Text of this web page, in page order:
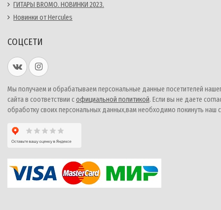
ГИТАРЫ BROMO. НОВИНКИ 2023.
Новинки от Hercules
СОЦСЕТИ
Мы получаем и обрабатываем персональные данные посетителей
сайта в соответствии софициальной политикой. Если вы не даете
обработку своих персональных данных,вам необходимо покинуть наш